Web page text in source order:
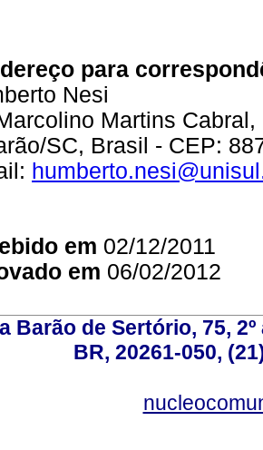
para
Nesi
Martins
SC, Brasil - CEP:
em 02/12/2011
em 06/02/2012
Barão de Sertório, 75,
BR, 20261-050,